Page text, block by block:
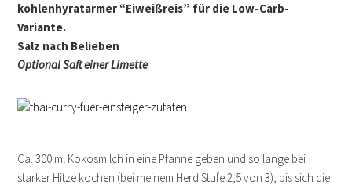
kohlenhyratarmer “Eiweißreis” für die Low-Carb-
Variante.
Salz nach Belieben
Optional Saft einer Limette
Ca. 300 ml Kokosmilch in eine Pfanne geben und so lange bei
starker Hitze kochen (bei meinem Herd Stufe 2,5 von 3), bis sich die